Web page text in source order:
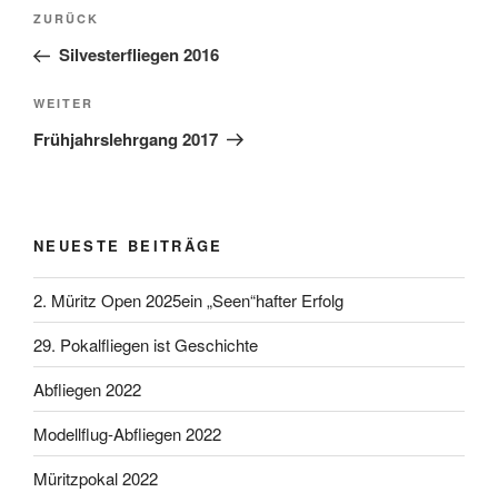
Vorheriger Beitrag
ZURÜCK
Silvesterfliegen 2016
Nächster Beitrag
WEITER
Frühjahrslehrgang 2017
NEUESTE BEITRÄGE
2. Müritz Open 2025ein „Seen“hafter Erfolg
29. Pokalfliegen ist Geschichte
Abfliegen 2022
Modellflug-Abfliegen 2022
Müritzpokal 2022